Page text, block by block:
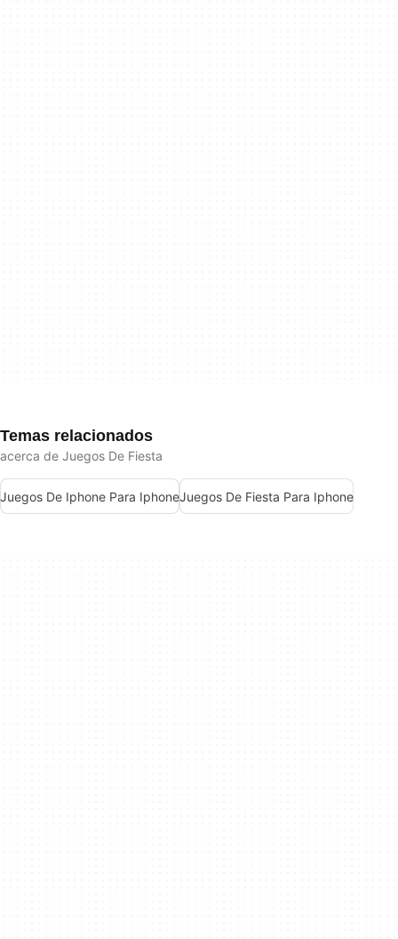
Temas relacionados
acerca de Juegos De Fiesta
Juegos De Iphone Para IphoneJuegos De Fiesta Para Iphone